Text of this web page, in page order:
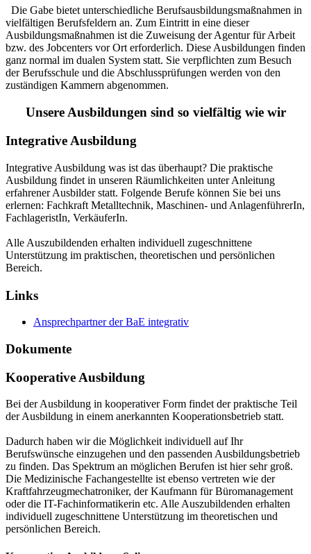
Die Gabe bietet unterschiedliche Berufsausbildungsmaßnahmen in
vielfältigen Berufsfeldern an. Zum Eintritt in eine dieser
Ausbildungsmaßnahmen ist die Zuweisung der Agentur für Arbeit
bzw. des Jobcenters vor Ort erforderlich. Diese Ausbildungen finden
ganz normal im dualen System statt. Sie verpflichten zum Besuch
der Berufsschule und die Abschlussprüfungen werden von den
zuständigen Kammern abgenommen.
Unsere Ausbildungen sind so vielfältig wie wir
Integrative Ausbildung
Integrative Ausbildung was ist das überhaupt? Die praktische
Ausbildung findet in unseren Räumlichkeiten unter Anleitung
erfahrener Ausbilder statt. Folgende Berufe können Sie bei uns
erlernen: Fachkraft Metalltechnik, Maschinen- und AnlagenführerIn,
FachlageristIn, VerkäuferIn.
Alle Auszubildenden erhalten individuell zugeschnittene
Unterstützung im praktischen, theoretischen und persönlichen
Bereich.
Links
Ansprechpartner der BaE integrativ
Dokumente
Kooperative Ausbildung
Bei der Ausbildung in kooperativer Form findet der praktische Teil
der Ausbildung in einem anerkannten Kooperationsbetrieb statt.
Dadurch haben wir die Möglichkeit individuell auf Ihr
Berufswünsche einzugehen und den passenden Ausbildungsbetrieb
zu finden. Das Spektrum an möglichen Berufen ist hier sehr groß.
Die Medizinische Fachangestellte ist ebenso vertreten wie der
Kraftfahrzeugmechatroniker, der Kaufmann für Büromanagement
oder die IT-Fachinformatikerin etc. Alle Auszubildenden erhalten
individuell zugeschnittene Unterstützung im theoretischen und
persönlichen Bereich.